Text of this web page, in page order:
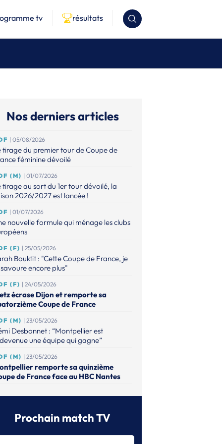
tv résultats
Nos derniers articles
| 05/08/2026
tirage du premier tour de Coupe de
féminine dévoilé
(M) | 01/07/2026
tirage au sort du 1er tour dévoilé, la
2026/2027 est lancée !
| 01/07/2026
nouvelle formule qui ménage les clubs
(F) | 25/05/2026
Bouktit : "Cette Coupe de France, je
encore plus"
(F) | 24/05/2026
écrase Dijon et remporte sa
Coupe de France
(M) | 23/05/2026
Desbonnet : “Montpellier est
une équipe qui gagne”
(M) | 23/05/2026
remporte sa quinzième
de France face au HBC Nantes
(M) | 15/04/2026
Prochain match TV